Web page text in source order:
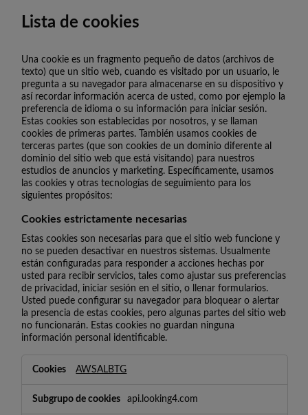
Lista de cookies
Una cookie es un fragmento pequeño de datos (archivos de
texto) que un sitio web, cuando es visitado por un usuario, le
pregunta a su navegador para almacenarse en su dispositivo y
así recordar información acerca de usted, como por ejemplo la
preferencia de idioma o su información para iniciar sesión.
Estas cookies son establecidas por nosotros, y se llaman
cookies de primeras partes. También usamos cookies de
terceras partes (que son cookies de un dominio diferente al
dominio del sitio web que está visitando) para nuestros
estudios de anuncios y marketing. Específicamente, usamos
las cookies y otras tecnologías de seguimiento para los
siguientes propósitos:
Cookies estrictamente necesarias
Estas cookies son necesarias para que el sitio web funcione y
no se pueden desactivar en nuestros sistemas. Usualmente
están configuradas para responder a acciones hechas por
usted para recibir servicios, tales como ajustar sus preferencias
de privacidad, iniciar sesión en el sitio, o llenar formularios.
Usted puede configurar su navegador para bloquear o alertar
la presencia de estas cookies, pero algunas partes del sitio web
no funcionarán. Estas cookies no guardan ninguna
información personal identificable.
estrictamenteAWSALBTG
api.looking4.com